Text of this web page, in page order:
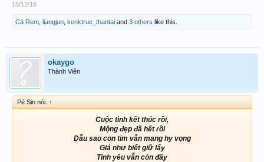
15/12/16
Cà Rem liangjun kenktruc_thantai and 3 others like this.
okaygo
Thành Viên
Pé Sin nói: ↑
Cuộc tình kết thúc rồi,
Mộng đẹp đã hết rồi
Dẫu sao con tim vẫn mang hy vọng
Giá như biết giữ lấy
Tình yêu vẫn còn đây